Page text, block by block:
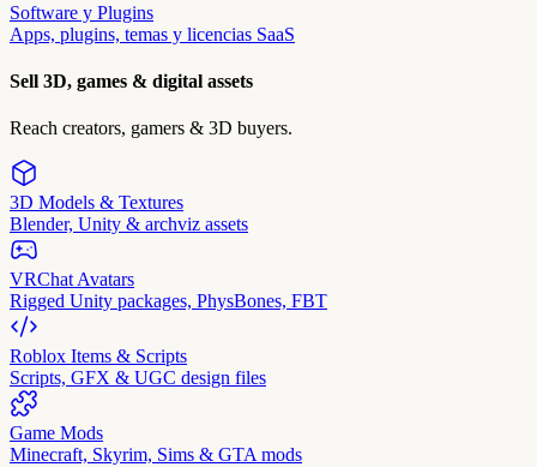
Software y Plugins
Apps, plugins, temas y licencias SaaS
Sell 3D, games & digital assets
Reach creators, gamers & 3D buyers.
3D Models & Textures
Blender, Unity & archviz assets
VRChat Avatars
Rigged Unity packages, PhysBones, FBT
Roblox Items & Scripts
Scripts, GFX & UGC design files
Game Mods
Minecraft, Skyrim, Sims & GTA mods